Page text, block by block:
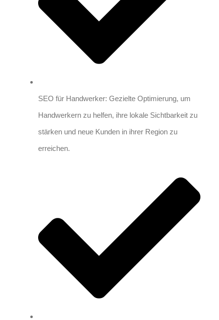
SEO für Handwerker: Gezielte Optimierung, um
Handwerkern zu helfen, ihre lokale Sichtbarkeit zu
stärken und neue Kunden in ihrer Region zu
erreichen.